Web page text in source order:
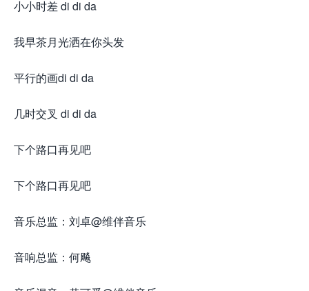
小小时差 di di da
我早茶月光洒在你头发
平行的画di di da
几时交叉 di di da
下个路口再见吧
下个路口再见吧
音乐总监：刘卓@维伴音乐
音响总监：何飚